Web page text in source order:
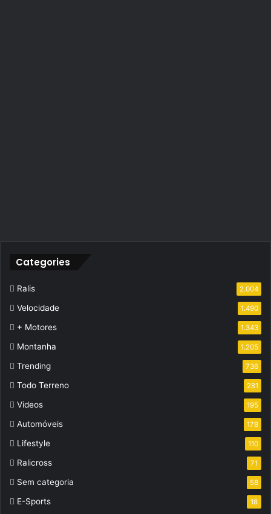
Categories
Ralis 2.004
Velocidade 1.490
+ Motores 1.343
Montanha 1.205
Trending 736
Todo Terreno 281
Videos 195
Automóveis 178
Lifestyle 110
Ralicross 71
Sem categoria 58
E-Sports 18